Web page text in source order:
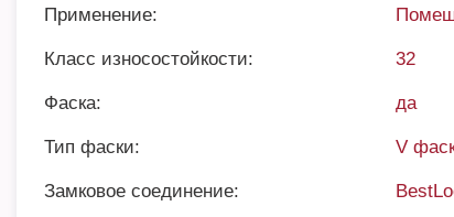
Применение:
Класс износостойкости: 32
Фаска: да
Тип фаски: V
Замковое соединение: